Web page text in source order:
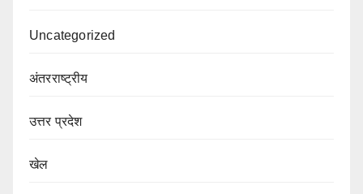
Uncategorized
अंतरराष्ट्रीय
उत्तर प्रदेश
खेल